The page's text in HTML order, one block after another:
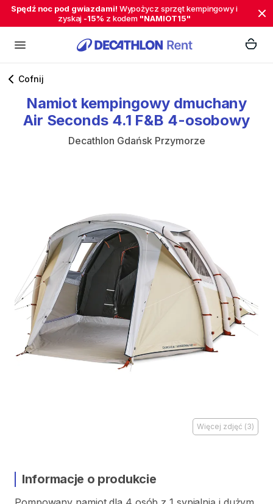
Spędź noc pod gwiazdami! Wypożycz sprzęt kempingowy i
zyskaj -15% z kodem "NAMIOT15"
Cofnij
Namiot kempingowy dmuchany
Air Seconds 4.1 F&B 4-osobowy
Decathlon Gdańsk Przymorze
Więcej zdjęć (3)
Informacje o produkcie